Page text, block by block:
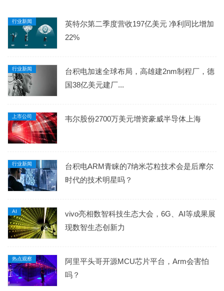
行业新闻
英特尔第二季度营收197亿美元 净利同比增加
22%
行业新闻
台积电加速全球布局，高雄建2nm制程厂，德
国38亿美元建厂...
上市公司 韦尔股份2700万美元增资豪威半导体上海
行业新闻
台积电ARM青睐的7纳米芯粒技术会是后摩尔
时代的技术明星吗？
AI
vivo亮相数智科技生态大会，6G、AI等成果展
现数智生态创新力
热点观察
阿里平头哥开源MCU芯片平台，Arm会害怕
吗？